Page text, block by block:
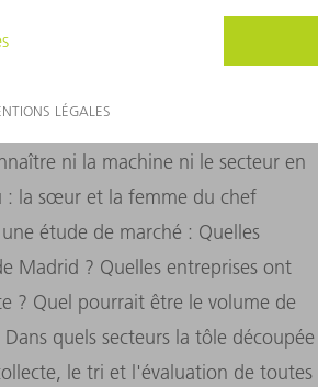
dizaines de millions dans
L'euro n'est arrivé qu'un peu
s'acheter une voiture. Malgré son
pas prête à miser autant d'argent
ni la machine ni le secteur en
: la sœur et la femme du chef
étude de marché : Quelles
Madrid ? Quelles entreprises ont
? Quel pourrait être le volume de
quels secteurs la tôle découpée
le tri et l'évaluation de toutes